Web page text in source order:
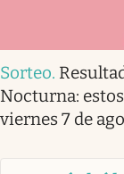
Sorteo.
Nocturna:
viernes 7 de